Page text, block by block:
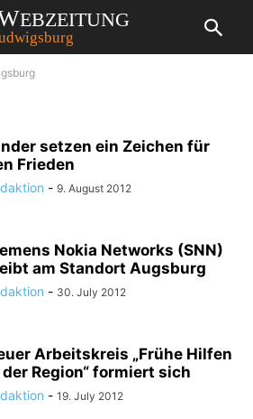
setzen ein Zeichen für
Frieden
- 9. August 2012
Nokia Networks (SNN)
am Standort Augsburg
- 30. July 2012
Arbeitskreis „Frühe Hilfen
der Region“ formiert sich
- 19. July 2012